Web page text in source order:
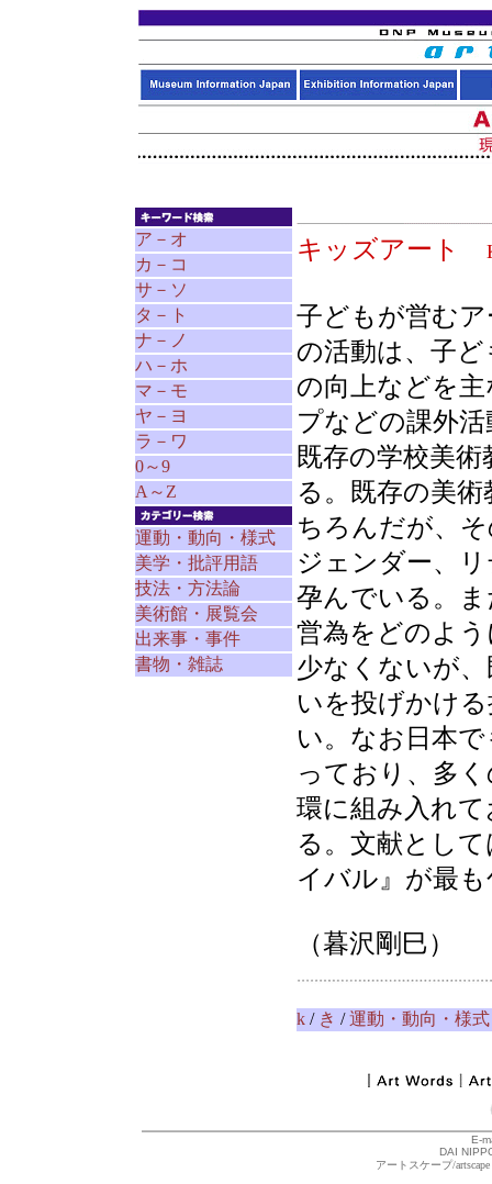
ア－オ
カ－コ
サ－ソ
タ－ト
ナ－ノ
ハ－ホ
マ－モ
ヤ－ヨ
ラ－ワ
0～9
A～Z
運動・動向・様式
美学・批評用語
技法・方法論
美術館・展覧会
出来事・事件
書物・雑誌
キッズアート
子どもが営む
の活動は、子
の向上などを
プなどの課外
既存の学校美
る。既存の美
ちろんだが、
ジェンダー、
孕んでいる。
営為をどのよ
少なくないが
いを投げかけ
い。なお日本
っており、多
環に組み入れ
る。文献とし
イバル』が最
（暮沢剛巳）
k/ き /運動・動向・様式
E-
DAI
アートスケープ/